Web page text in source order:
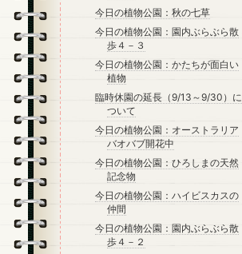
今日の植物公園：秋の七草
今日の植物公園：園内ぶらぶら散
歩４－３
今日の植物公園：かたちが面白い
植物
臨時休園の延長（9/13～9/30）に
ついて
今日の植物公園：オーストラリア
バオバブ開花中
今日の植物公園：ひろしまの天然
記念物
今日の植物公園：ハイビスカスの
仲間
今日の植物公園：園内ぶらぶら散
歩４－２